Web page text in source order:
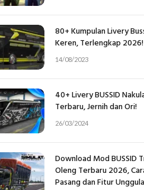
80+ Kumpulan Livery
Keren, Terlengkap 2026!
14/08/2023
40+ Livery BUSSID
Terbaru, Jernih dan Ori!
26/03/2024
Download Mod BUSSID
Oleng Terbaru 2026,
Pasang dan Fitur